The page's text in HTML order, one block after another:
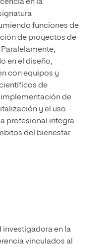
en la
funciones de
de proyectos de
en el diseño,
con equipos y
de
implementación de
y el uso
profesional integra
del bienestar
investigadora en la
vinculados al